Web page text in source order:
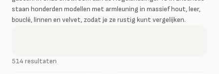
staan honderden modellen met armleuning in massief hout, leer,
bouclé, linnen en velvet, zodat je ze rustig kunt vergelijken.
514 resultaten